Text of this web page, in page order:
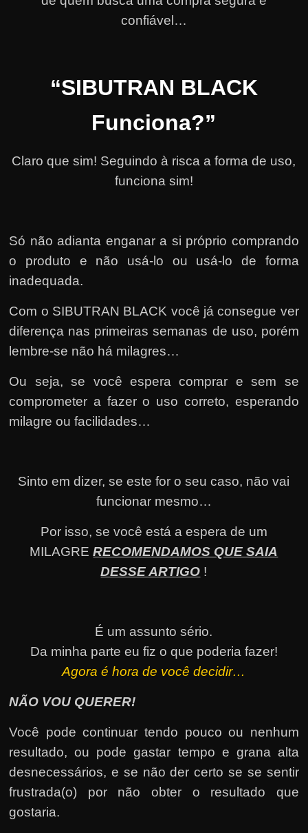
confiável…
“SIBUTRAN BLACK
Funciona?”
Claro que sim! Seguindo à risca a forma de uso,
funciona sim!
Só não adianta enganar a si próprio comprando
o produto e não usá-lo ou usá-lo de forma
inadequada.
Com o SIBUTRAN BLACK você já consegue ver
diferença nas primeiras semanas de uso, porém
lembre-se não há milagres…
Ou seja, se você espera comprar e sem se
comprometer a fazer o uso correto, esperando
milagre ou facilidades…
Sinto em dizer, se este for o seu caso, não vai
funcionar mesmo…
Por isso, se você está a espera de um
MILAGRERECOMENDAMOS QUE SAIA
DESSE ARTIGO !
É um assunto sério.
Da minha parte eu fiz o que poderia fazer!
Agora é hora de você decidir…
NÃO VOU QUERER!
Você pode continuar tendo pouco ou nenhum
resultado, ou pode gastar tempo e grana alta
desnecessários, e se não der certo se se sentir
frustrada(o) por não obter o resultado que
gostaria.